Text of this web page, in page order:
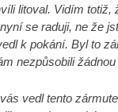
litoval. Vidím totiž,
se raduji, ne že
k pokání. Byl to
nezpůsobili
vedl tento